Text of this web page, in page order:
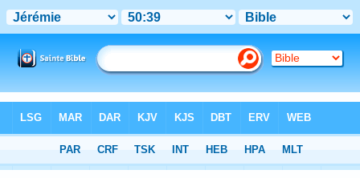
> Jeremiah 50:39